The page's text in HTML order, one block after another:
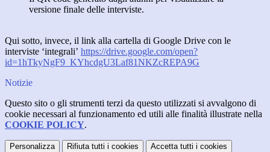
versione finale delle interviste.
Qui sotto, invece, il link alla cartella di Google Drive con le
interviste ‘integrali’ https://drive.google.com/open?
id=1hTkyNgF9_KYhcdgU3Laf81NKZcREPA9G
Notizie
Questo sito o gli strumenti terzi da questo utilizzati si avvalgono di
cookie necessari al funzionamento ed utili alle finalità illustrate nella
COOKIE POLICY.
Personalizza Rifiuta tutti i cookies Accetta tutti i cookies